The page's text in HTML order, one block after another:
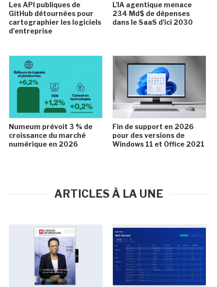
Les API publiques de
GitHub détournées pour
cartographier les logiciels
d'entreprise
L'IA agentique menace
234 Md$ de dépenses
dans le SaaS d'ici 2030
Numeum prévoit 3 % de
croissance du marché
numérique en 2026
Fin de support en 2026
pour des versions de
Windows 11 et Office 2021
ARTICLES À LA UNE